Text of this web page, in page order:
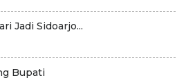
Jadi Sidoarjo...
Bupati